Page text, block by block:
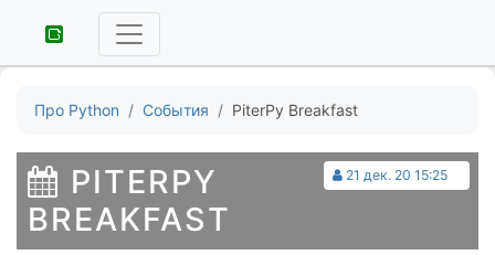
Про Python События PiterPy Breakfast
21 дек. 20 15:25
PITERPY
BREAKFAST